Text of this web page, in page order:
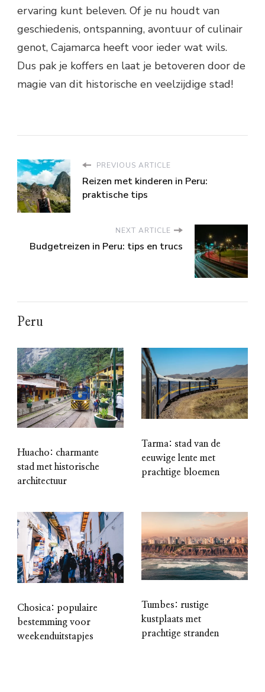
ervaring kunt beleven. Of je nu houdt van
geschiedenis, ontspanning, avontuur of culinair
genot, Cajamarca heeft voor ieder wat wils.
Dus pak je koffers en laat je betoveren door de
magie van dit historische en veelzijdige stad!
PREVIOUS ARTICLE
Reizen met kinderen in Peru:
praktische tips
NEXT ARTICLE
Budgetreizen in Peru: tips en trucs
Peru
Huacho: charmante
stad met historische
architectuur
Tarma: stad van de
eeuwige lente met
prachtige bloemen
Chosica: populaire
bestemming voor
weekenduitstapjes
Tumbes: rustige
kustplaats met
prachtige stranden